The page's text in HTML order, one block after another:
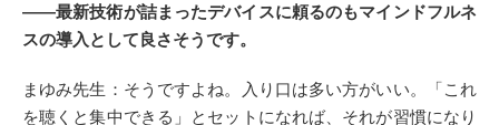
――最新技術が詰まったデバイスに頼るのもマインドフルネ
スの導入として良さそうです。
まゆみ先生：そうですよね。入り口は多い方がいい。「これ
を聴くと集中できる」とセットになれば、それが習慣になり